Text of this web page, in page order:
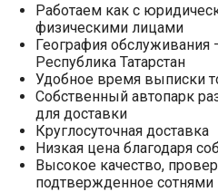
Работаем как с
физическими лицами
География обслуживания
Республика Татарстан
Удобное время выписки
Собственный автопарк
для доставки
Круглосуточная доставка
Низкая цена благодаря
Высокое качество,
подтвержденное сотнями